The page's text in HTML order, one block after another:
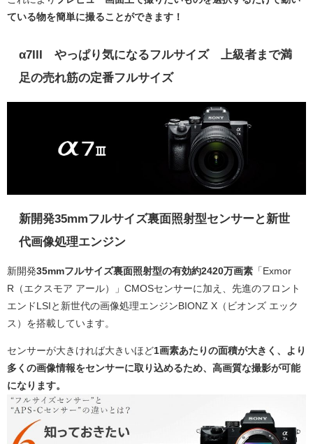
ている物を簡単に撮ることができます！
α7III やっぱり気になるフルサイズ 上級者まで満
足の売れ筋の定番フルサイズ
新開発35mmフルサイズ裏面照射型センサーと新世
代画像処理エンジン
新開発35mmフルサイズ裏面照射型の有効約2420万画素 「Exmor
R（エクスモア アール）」CMOSセンサーに加え、先進のフロント
エンドLSIと新世代の画像処理エンジンBIONZ X（ビオンズ エック
ス）を搭載しています。
センサーが大きければ大きいほど1画素あたりの面積が大きく、より
多くの画像情報をセンサーに取り込めるため、高画質な撮影が可能
になります。